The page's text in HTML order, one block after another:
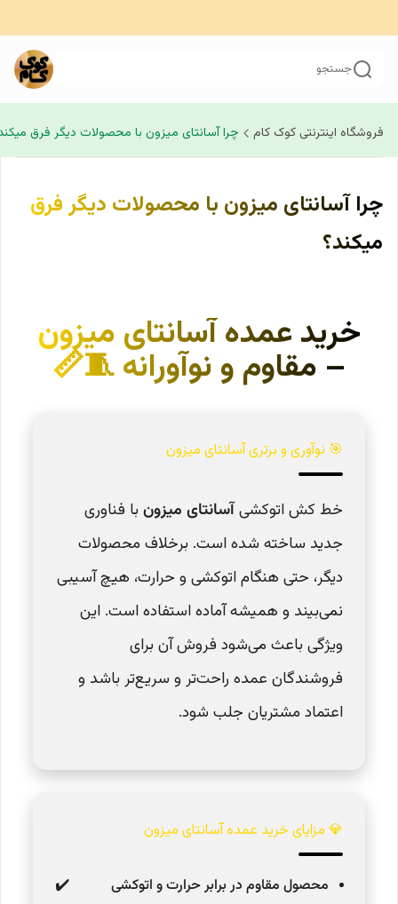
جستجو
فروشگاه اینترنتی کوک کام چرا آسانتای میزون با محصولات دیگر فرق
چرا آسانتای میزون با محصولات دیگر فرق
میکند؟
خرید عمده آسانتای میزون
– مقاوم و نوآورانه 🧵📏
🎯 نوآوری و برتری آسانتای میزون
خط کش اتوکشیآسانتای میزون با فناوری
جدید ساخته شده است. برخلاف محصولات
دیگر، حتی هنگام اتوکشی و حرارت، هیچ آسیبی
نمی‌بیند و همیشه آماده استفاده است. این
ویژگی باعث می‌شود فروش آن برای
فروشندگان عمده راحت‌تر و سریع‌تر باشد و
اعتماد مشتریان جلب شود.
💎 مزایای خرید عمده آسانتای میزون
محصول مقاوم در برابر حرارت و اتوکشی